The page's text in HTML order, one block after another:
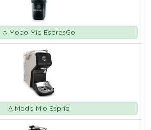
A Modo Mio EspresGo
A Modo Mio Espria